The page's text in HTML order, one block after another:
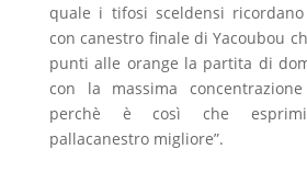
quale i tifosi sceldensi ricordano
con canestro finale di Yacoubou
punti alle orange la partita di
con la massima
perchè è così che
pallacanestro migliore”.